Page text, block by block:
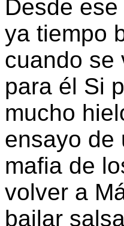
Desde
ya tiempo
cuando se
para él Si
mucho
ensayo de
mafia de
volver a
bailar